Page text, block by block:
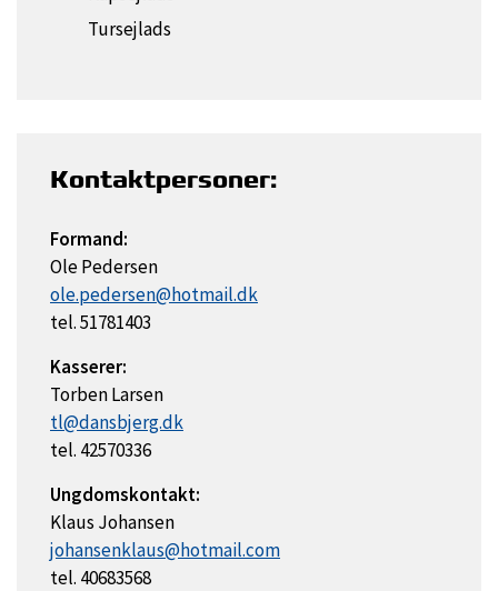
Tursejlads
Kontaktpersoner:
Formand:
Ole Pedersen
ole.pedersen@hotmail.dk
tel. 51781403
Kasserer:
Torben Larsen
tl@dansbjerg.dk
tel. 42570336
Ungdomskontakt:
Klaus Johansen
johansenklaus@hotmail.com
tel. 40683568